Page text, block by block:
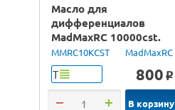
Масло для
дифференциалов
MadMaxRC 10000cst.
100ml.
MMRC10KCST MadMaxRC
Т 800 o
В корзину